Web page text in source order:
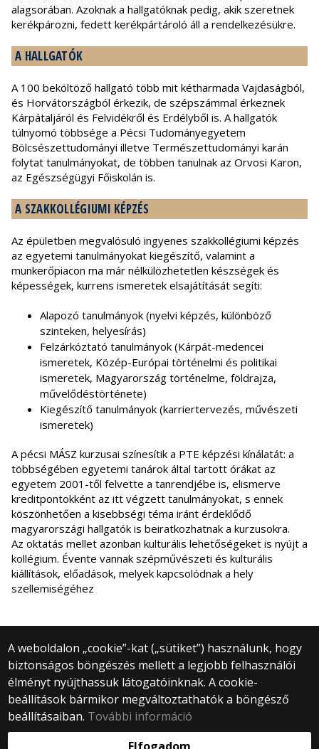
alagsorában. Azoknak a hallgatóknak pedig, akik szeretnek
kerékpározni, fedett kerékpártároló áll a rendelkezésükre.
A HALLGATÓK
A 100 beköltöző hallgató több mit kétharmada Vajdaságból,
és Horvátországból érkezik, de szépszámmal érkeznek
Kárpátaljáról és Felvidékről és Erdélyből is. A hallgatók
túlnyomó többsége a Pécsi Tudományegyetem
Bölcsészettudományi illetve Természettudományi karán
folytat tanulmányokat, de többen tanulnak az Orvosi Karon,
az Egészségügyi Főiskolán is.
A SZAKKOLLÉGIUMI KÉPZÉS
Az épületben megvalósuló ingyenes szakkollégiumi képzés
az egyetemi tanulmányokat kiegészítő, valamint a
munkerőpiacon ma már nélkülözhetetlen készségek és
képességek, kurrens ismeretek elsajátítását segíti:
Alapozó tanulmányok (nyelvi képzés, különböző
szinteken, helyesírás)
Felzárkóztató tanulmányok (Kárpát-medencei
ismeretek, Közép-Európai történelmi és politikai
ismeretek, Magyarország történelme, földrajza,
művelődéstörténete)
Kiegészítő tanulmányok (karriertervezés, művészeti
ismeretek)
A pécsi MÁSZ kurzusai színesítik a PTE képzési kínálatát: a
többségében egyetemi tanárok által tartott órákat az
egyetem 2001-től felvette a tanrendjébe is, elismerve
kreditpontokként az itt végzett tanulmányokat, s ennek
köszönhetően a kisebbségi téma iránt érdeklődő
magyarországi hallgatók is beiratkozhatnak a kurzusokra.
Az oktatás mellet azonban kulturális lehetőségeket is nyújt a
kollégium. Évente vannak szépművészeti és kulturális
kiállítások, előadások, melyek kapcsolódnak a hely
szellemiségéhez
A weboldalon „cookie”-kat („sütiket”) használunk, hogy
biztonságos böngészés mellett a legjobb felhasználói
élményt nyújthassuk látogatóinknak. A cookie-
beállítások bármikor megváltoztathatók a böngésző
beállításaiban. További információ
© 2025 Eötvös Loránd Tudományegyetem
Minden jog fenntartva.
1053 Budapest, Egyetem tér 1–3.
Központi telefonszám: +36 1 411 6500
Webfejlesztés: